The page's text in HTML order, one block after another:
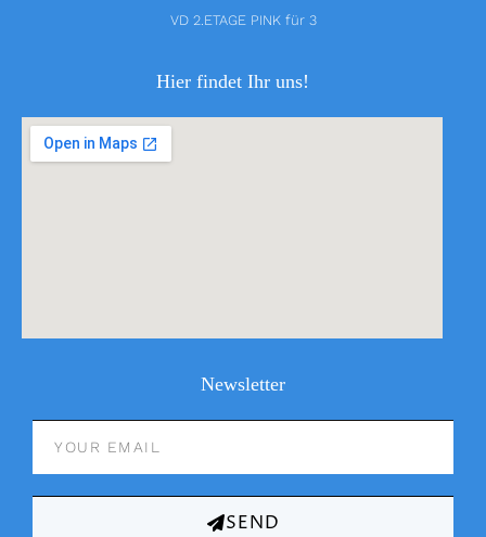
VD 2.ETAGE PINK für 3
Hier findet Ihr uns!
Newsletter
SEND